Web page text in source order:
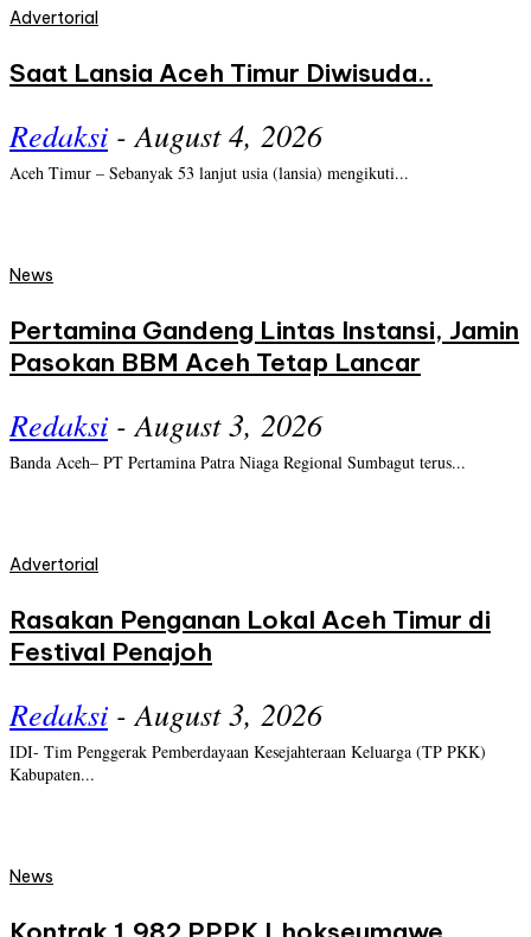
Advertorial
Saat Lansia Aceh Timur Diwisuda..
Redaksi - August 4, 2026
Aceh Timur – Sebanyak 53 lanjut usia (lansia) mengikuti...
News
Pertamina Gandeng Lintas Instansi, Jamin
Pasokan BBM Aceh Tetap Lancar
Redaksi - August 3, 2026
Banda Aceh– PT Pertamina Patra Niaga Regional Sumbagut terus...
Advertorial
Rasakan Penganan Lokal Aceh Timur di
Festival Penajoh
Redaksi - August 3, 2026
IDI- Tim Penggerak Pemberdayaan Kesejahteraan Keluarga (TP PKK)
Kabupaten...
News